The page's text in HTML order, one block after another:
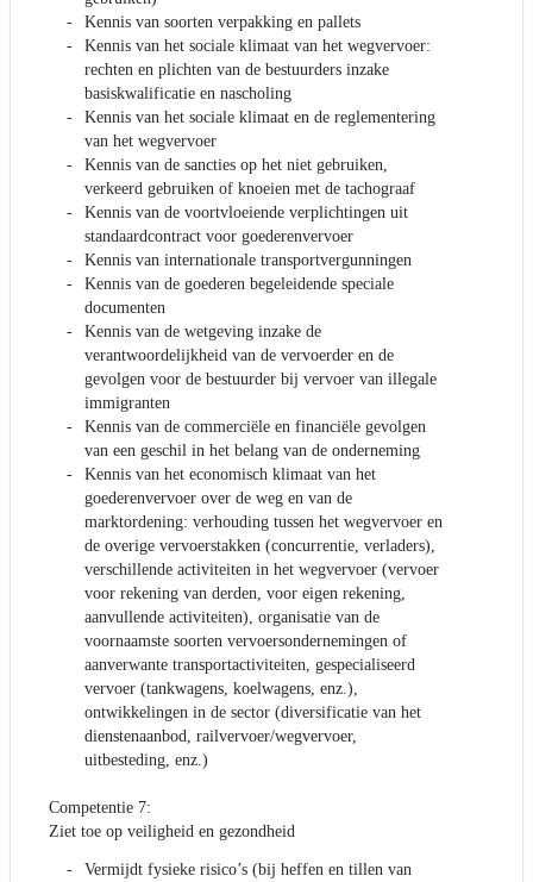
Kennis van soorten verpakking en pallets
Kennis van het sociale klimaat van het wegvervoer:
rechten en plichten van de bestuurders inzake
basiskwalificatie en nascholing
Kennis van het sociale klimaat en de reglementering
van het wegvervoer
Kennis van de sancties op het niet gebruiken,
verkeerd gebruiken of knoeien met de tachograaf
Kennis van de voortvloeiende verplichtingen uit
standaardcontract voor goederenvervoer
Kennis van internationale transportvergunningen
Kennis van de goederen begeleidende speciale
documenten
Kennis van de wetgeving inzake de
verantwoordelijkheid van de vervoerder en de
gevolgen voor de bestuurder bij vervoer van illegale
immigranten
Kennis van de commerciële en financiële gevolgen
van een geschil in het belang van de onderneming
Kennis van het economisch klimaat van het
goederenvervoer over de weg en van de
marktordening: verhouding tussen het wegvervoer en
de overige vervoerstakken (concurrentie, verladers),
verschillende activiteiten in het wegvervoer (vervoer
voor rekening van derden, voor eigen rekening,
aanvullende activiteiten), organisatie van de
voornaamste soorten vervoersondernemingen of
aanverwante transportactiviteiten, gespecialiseerd
vervoer (tankwagens, koelwagens, enz.),
ontwikkelingen in de sector (diversificatie van het
dienstenaanbod, railvervoer/wegvervoer,
uitbesteding, enz.)
Competentie 7:
Ziet toe op veiligheid en gezondheid
Vermijdt fysieke risico’s (bij heffen en tillen van